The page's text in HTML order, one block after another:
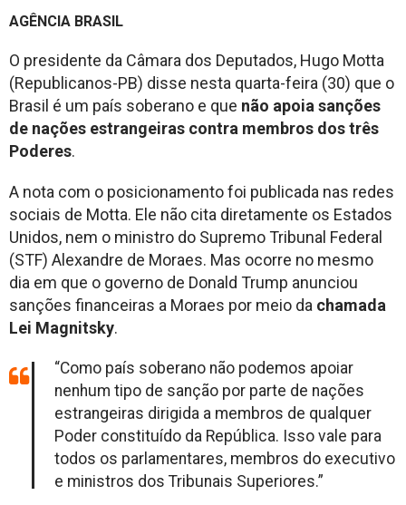
AGÊNCIA BRASIL
O presidente da Câmara dos Deputados, Hugo Motta
(Republicanos-PB) disse nesta quarta-feira (30) que o
Brasil é um país soberano e que não apoia sanções
de nações estrangeiras contra membros dos três
Poderes.
A nota com o posicionamento foi publicada nas redes
sociais de Motta. Ele não cita diretamente os Estados
Unidos, nem o ministro do Supremo Tribunal Federal
(STF) Alexandre de Moraes. Mas ocorre no mesmo
dia em que o governo de Donald Trump anunciou
sanções financeiras a Moraes por meio da chamada
Lei Magnitsky.
“Como país soberano não podemos apoiar
nenhum tipo de sanção por parte de nações
estrangeiras dirigida a membros de qualquer
Poder constituído da República. Isso vale para
todos os parlamentares, membros do executivo
e ministros dos Tribunais Superiores.”